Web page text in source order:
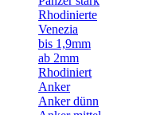
Rhodinierte
Venezia
bis 1,9mm
ab 2mm
Rhodiniert
Anker
Anker dünn